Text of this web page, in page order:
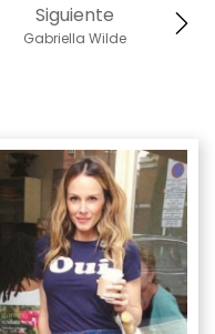
Siguiente
Gabriella Wilde